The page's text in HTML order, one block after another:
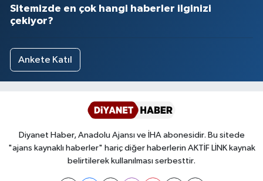
Sitemizde en çok hangi haberler ilginizi
çekiyor?
Ankete Katıl
Diyanet Haber, Anadolu Ajansı ve İHA abonesidir. Bu sitede
"ajans kaynaklı haberler" hariç diğer haberlerin AKTİF LİNK kaynak
belirtilerek kullanılması serbesttir.